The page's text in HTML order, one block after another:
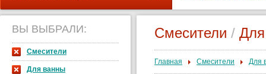
ВЫ ВЫБРАЛИ:
Смесители
Для ванны
Смесители /
Главная Смесители Для